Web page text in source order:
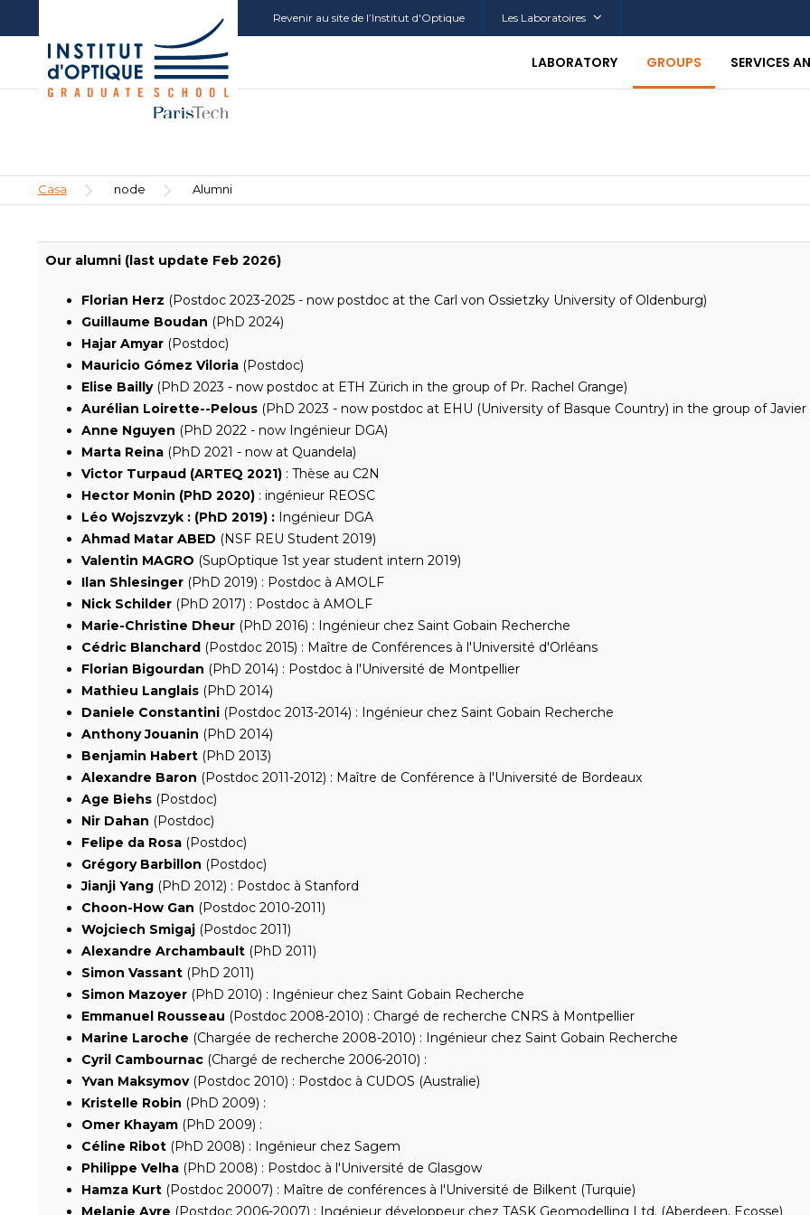
contenido
principal
recherche
Revenir au site de l’Institut d'Optique Les Laboratoires
LABORATORY GROUPS SERVICES
Sobrescribir
enlaces
ayuda
navegación
Casa node Alumni
Our alumni (last update Feb 2026)
Florian Herz (Postdoc 2023-2025 - now postdoc at the Carl von Ossietzky University of Oldenburg)
Guillaume Boudan (PhD 2024)
Hajar Amyar (Postdoc)
Mauricio Gómez Viloria (Postdoc)
Elise Bailly (PhD 2023 - now postdoc at ETH Zürich in the group of Pr. Rachel Grange)
Aurélian Loirette--Pelous (PhD 2023 - now postdoc at EHU (University of Basque Country) in the group of Javier
Anne Nguyen (PhD 2022 - now Ingénieur DGA)
Marta Reina (PhD 2021 - now at Quandela)
Victor Turpaud (ARTEQ 2021) : Thèse au C2N
Hector Monin (PhD 2020) : ingénieur REOSC
Léo Wojszvzyk : (PhD 2019) : Ingénieur DGA
Ahmad Matar ABED (NSF REU Student 2019)
Valentin MAGRO (SupOptique 1st year student intern 2019)
Ilan Shlesinger (PhD 2019) : Postdoc à AMOLF
Nick Schilder (PhD 2017) : Postdoc à AMOLF
Marie-Christine Dheur (PhD 2016) : Ingénieur chez Saint Gobain Recherche
Cédric Blanchard (Postdoc 2015) : Maître de Conférences à l'Université d'Orléans
Florian Bigourdan (PhD 2014) : Postdoc à l'Université de Montpellier
Mathieu Langlais (PhD 2014)
Daniele Constantini (Postdoc 2013-2014) : Ingénieur chez Saint Gobain Recherche
Anthony Jouanin (PhD 2014)
Benjamin Habert (PhD 2013)
Alexandre Baron (Postdoc 2011-2012) : Maître de Conférence à l'Université de Bordeaux
Age Biehs (Postdoc)
Nir Dahan (Postdoc)
Felipe da Rosa (Postdoc)
Grégory Barbillon (Postdoc)
Jianji Yang (PhD 2012) : Postdoc à Stanford
Choon-How Gan (Postdoc 2010-2011)
Wojciech Smigaj (Postdoc 2011)
Alexandre Archambault (PhD 2011)
Simon Vassant (PhD 2011)
Simon Mazoyer (PhD 2010) : Ingénieur chez Saint Gobain Recherche
Emmanuel Rousseau (Postdoc 2008-2010) : Chargé de recherche CNRS à Montpellier
Marine Laroche (Chargée de recherche 2008-2010) : Ingénieur chez Saint Gobain Recherche
Cyril Cambournac (Chargé de recherche 2006-2010) :
Yvan Maksymov (Postdoc 2010) : Postdoc à CUDOS (Australie)
Kristelle Robin (PhD 2009) :
Omer Khayam (PhD 2009) :
Céline Ribot (PhD 2008) : Ingénieur chez Sagem
Philippe Velha (PhD 2008) : Postdoc à l'Université de Glasgow
Hamza Kurt (Postdoc 20007) : Maître de conférences à l'Université de Bilkent (Turquie)
Melanie Ayre (Postdoc 2006-2007) : Ingénieur développeur chez TASK Geomodelling Ltd. (Aberdeen, Ecosse)